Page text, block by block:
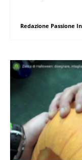
Redazione Passione